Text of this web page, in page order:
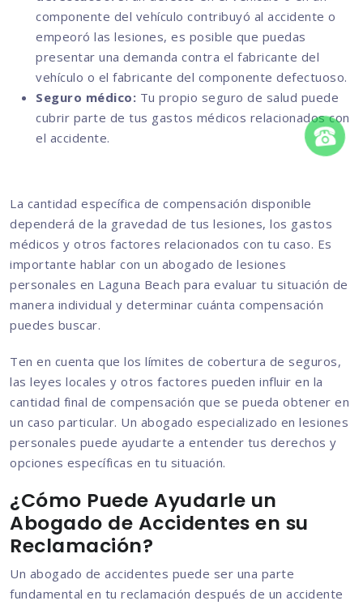
componente del vehículo contribuyó al accidente o
empeoró las lesiones, es posible que puedas
presentar una demanda contra el fabricante del
vehículo o el fabricante del componente defectuoso.
Seguro médico: Tu propio seguro de salud puede
cubrir parte de tus gastos médicos relacionados con
el accidente.
La cantidad específica de compensación disponible
dependerá de la gravedad de tus lesiones, los gastos
médicos y otros factores relacionados con tu caso. Es
importante hablar con un abogado de lesiones
personales en Laguna Beach para evaluar tu situación de
manera individual y determinar cuánta compensación
puedes buscar.
Ten en cuenta que los límites de cobertura de seguros,
las leyes locales y otros factores pueden influir en la
cantidad final de compensación que se pueda obtener en
un caso particular. Un abogado especializado en lesiones
personales puede ayudarte a entender tus derechos y
opciones específicas en tu situación.
¿Cómo Puede Ayudarle un
Abogado de Accidentes en su
Reclamación?
Un abogado de accidentes puede ser una parte
fundamental en tu reclamación después de un accidente